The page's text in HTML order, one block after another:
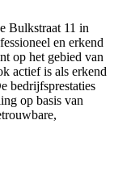
Bulkstraat 11 in
en erkend
op het gebied van
actief is als erkend
bedrijfsprestaties
op basis van